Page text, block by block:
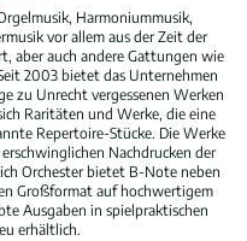
Harmoniummusik,
vor allem aus der Zeit der
aber auch andere Gattungen wie
2003 bietet das Unternehmen
zu Unrecht vergessenen Werken
Raritäten und Werke, die eine
Repertoire-Stücke. Die Werke
Nachdrucken der
Orchester bietet B-Note neben
Großformat auf hochwertigem
Ausgaben in spielpraktischen
erhältlich.